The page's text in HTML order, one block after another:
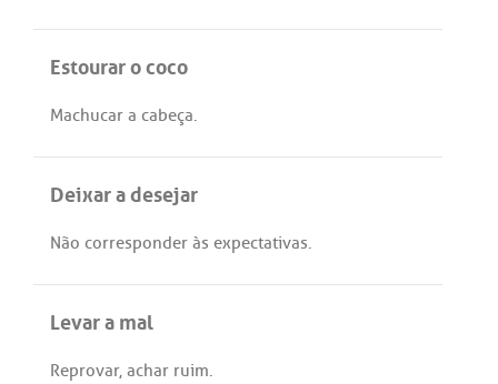
Estourar o coco
Machucar a cabeça.
Deixar a desejar
Não corresponder às expectativas.
Levar a mal
Reprovar, achar ruim.